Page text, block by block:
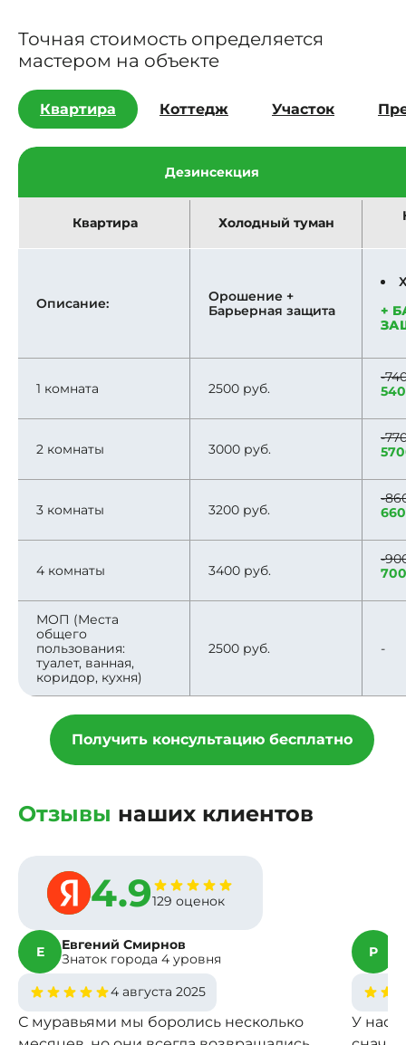
Точная стоимость определяется
мастером на объекте
Квартира Коттедж Участок
Дезинсекция
Квартира Холодный туман
Описание:
Орошение +
Барьерная защита
+
1 комната 2500 руб.
-
2 комнаты 3000 руб.
-
3 комнаты 3200 руб.
-
4 комнаты 3400 руб.
-
МОП (Места
общего
пользования:
туалет, ванная,
коридор, кухня)
2500 руб. -
Получить консультацию бесплатно
Отзывы наших клиентов
4.9129 оценок
Е
Евгений Смирнов
Знаток города 4 уровня
4 августа 2025
С муравьями мы боролись несколько
Р
У нас